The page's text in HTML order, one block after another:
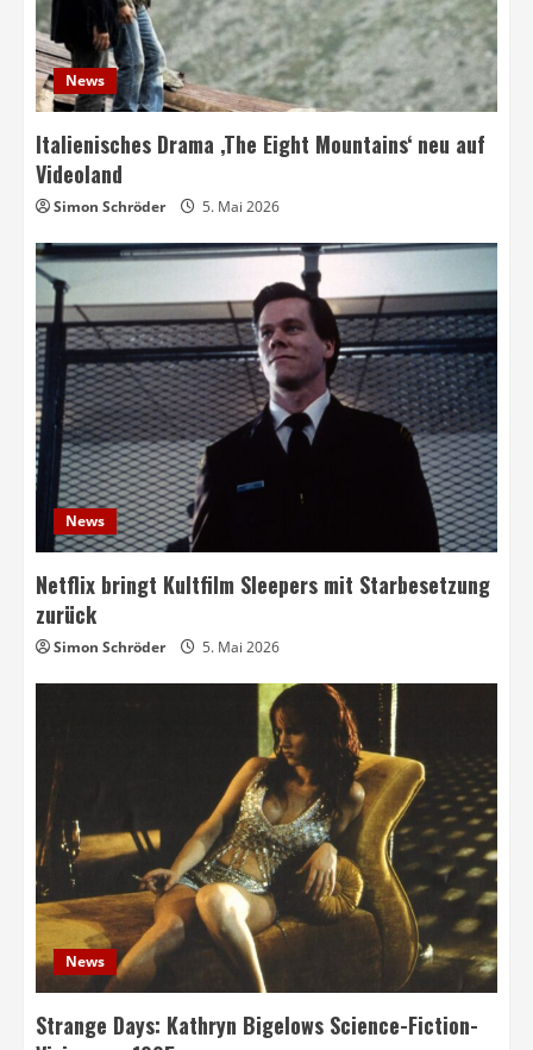
News
Italienisches Drama ‚The Eight Mountains‘ neu auf
Videoland
Simon Schröder 5. Mai 2026
News
Netflix bringt Kultfilm Sleepers mit Starbesetzung
zurück
Simon Schröder 5. Mai 2026
News
Strange Days: Kathryn Bigelows Science-Fiction-